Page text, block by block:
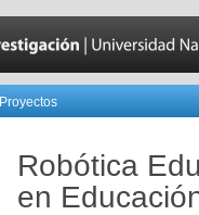
Proyectos
Robótica
en